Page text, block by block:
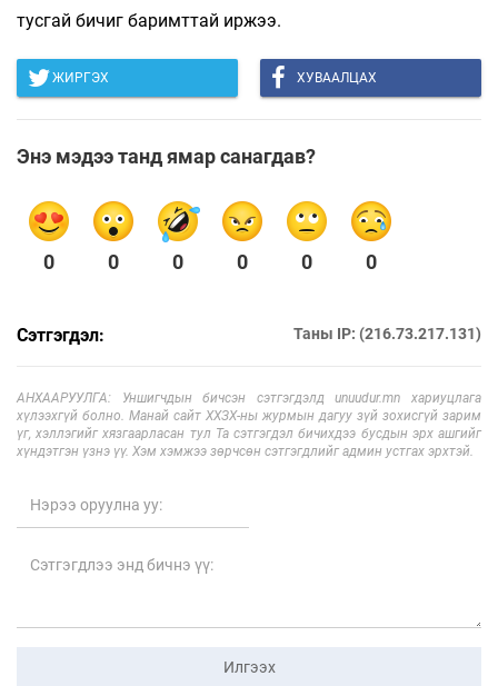
тусгай бичиг баримттай иржээ.
ЖИРГЭХ ХУВААЛЦАХ
Энэ мэдээ танд ямар санагдав?
0 0 0 0 0 0
Сэтгэгдэл: Таны IP: (216.73.217.131)
АНХААРУУЛГА: Уншигчдын бичсэн сэтгэгдэлд unuudur.mn хариуцлага
хүлээхгүй болно. Манай сайт ХХЗХ-ны журмын дагуу зүй зохисгүй зарим
үг, хэллэгийг хязгаарласан тул Та сэтгэгдэл бичихдээ бусдын эрх ашгийг
хүндэтгэн үзнэ үү. Хэм хэмжээ зөрчсөн сэтгэгдлийг админ устгах эрхтэй.
Илгээх